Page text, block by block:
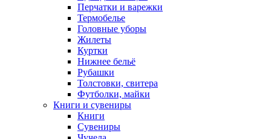
Перчатки и варежки
Термобелье
Головные уборы
Жилеты
Куртки
Нижнее бельё
Рубашки
Толстовки, свитера
Футболки, майки
Книги и сувениры
Книги
Сувениры